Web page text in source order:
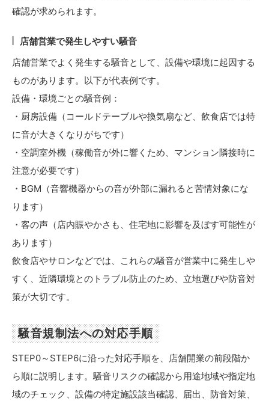
確認が求められます。
店舗営業で発生しやすい騒音
店舗営業でよく発生する騒音として、設備や環境に起因する
ものがあります。以下が代表例です。
設備・環境ごとの騒音例：
・厨房設備（コールドテーブルや換気扇など、飲食店では特
に音が大きくなりがちです）
・空調室外機（稼働音が外に響くため、マンション隣接時に
注意が必要です）
・BGM（音響機器からの音が外部に漏れると苦情対象にな
ります）
・客の声（店内賑やかさも、住宅地に影響を及ぼす可能性が
あります）
飲食店やサロンなどでは、これらの騒音が営業中に発生しや
すく、近隣環境とのトラブル防止のため、立地選びや防音対
策が大切です。
騒音規制法への対応手順
STEP0～STEP6に沿った対応手順を、店舗開業の前段階か
ら順に説明します。騒音リスクの確認から用途地域や指定地
域のチェック、設備の特定施設該当確認、届出、防音対策、